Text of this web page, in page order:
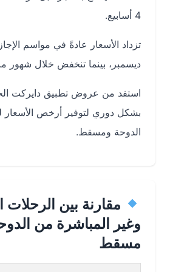
تزداد الأسعار عادةً في مواسم الإجازات
ديسمبر، بينما تنخفض خلال شهور مارس
استفد من عروض تطبيق دايركت
بشكل دوري لتوفير أرخص الأسعار
الدوحة ومسقط.
مقارنة بين الرحلات
وغير المباشرة من الدوحة
مسقط